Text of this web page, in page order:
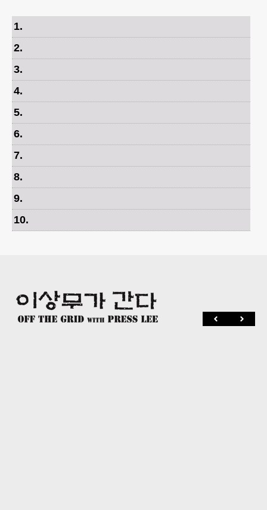
1.
2.
3.
4.
5.
6.
7.
8.
9.
10.